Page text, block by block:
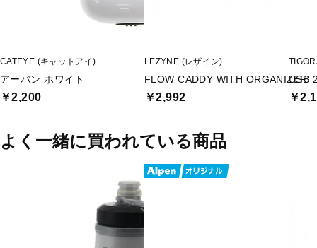
CATEYE (キャットアイ)
アーバン ホワイト
￥2,200
LEZYNE (レザイン)
FLOW CADDY WITH ORGANIZER
￥2,992
USB
￥
よく一緒に買われている商品